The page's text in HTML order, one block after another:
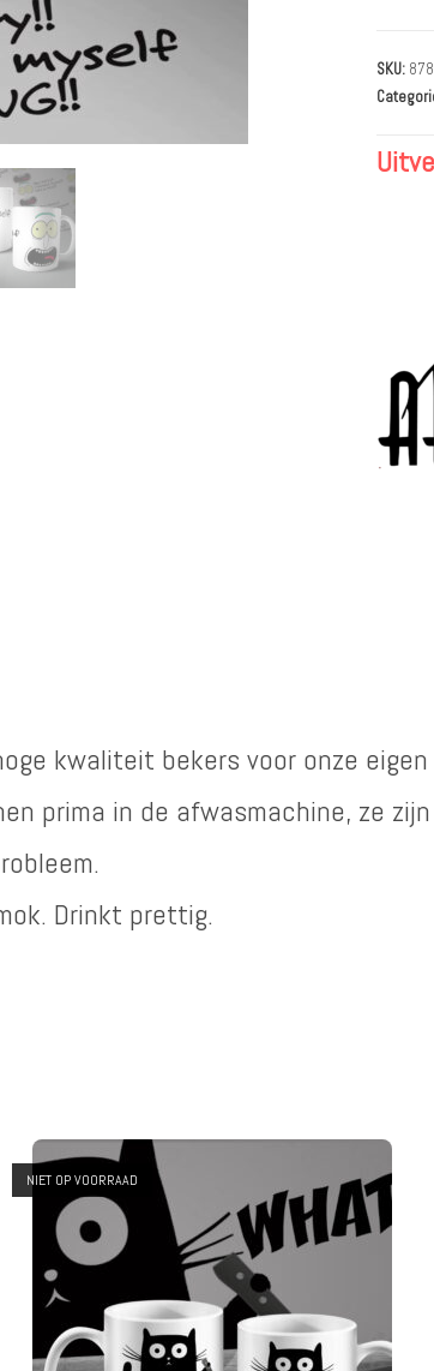
SKU:
kwaliteit bekers voor onze
prima in de afwasmachine, ze
Drinkt prettig.
NIET OP VOORRAAD